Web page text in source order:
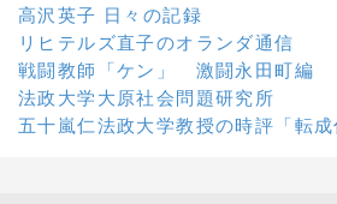
高沢英子 日々の記録
リヒテルズ直子のオランダ通信
戦闘教師「ケン」 激闘永田町編
法政大学大原社会問題研究所
五十嵐仁法政大学教授の時評「転成